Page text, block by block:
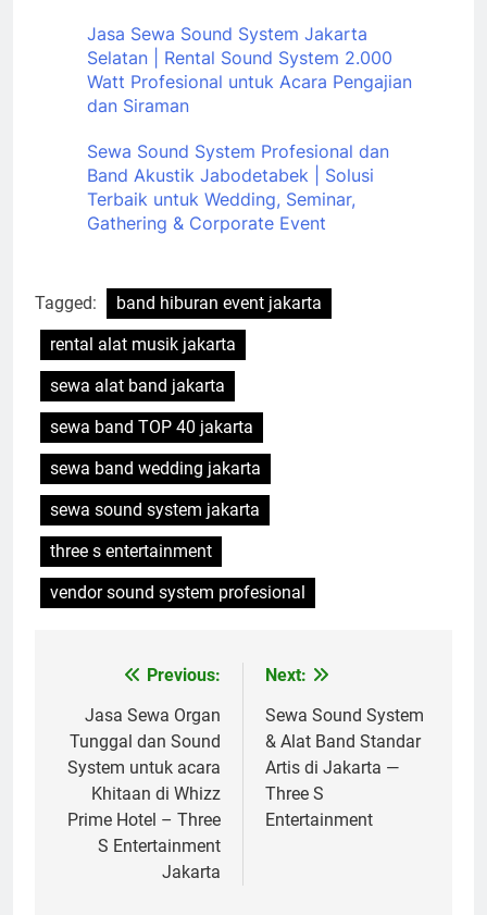
Jasa Sewa Sound System Jakarta
Selatan | Rental Sound System 2.000
Watt Profesional untuk Acara Pengajian
dan Siraman
Sewa Sound System Profesional dan
Band Akustik Jabodetabek | Solusi
Terbaik untuk Wedding, Seminar,
Gathering & Corporate Event
Tagged:
band hiburan event jakarta
rental alat musik jakarta
sewa alat band jakarta
sewa band TOP 40 jakarta
sewa band wedding jakarta
sewa sound system jakarta
three s entertainment
vendor sound system profesional
navigation
Previous:
Jasa Sewa Organ
Tunggal dan Sound
System untuk acara
Khitaan di Whizz
Prime Hotel – Three
S Entertainment
Jakarta
Next:
Sewa Sound System
& Alat Band Standar
Artis di Jakarta —
Three S
Entertainment